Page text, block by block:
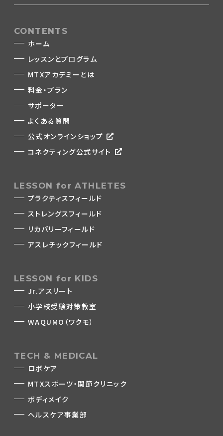
CONTENTS
ホーム
レッスンとプログラム
MTXアカデミーとは
料金・プラン
サポーター
よくある質問
公式オンラインショップ
コネクティング公式サイト
LESSON for ATHLETES
プラクティスフィールド
ストレングスフィールド
リカバリーフィールド
アスレチックフィールド
LESSON for KIDS
Jr.アスリート
小学校受験対策教室
WAQUMO（ワクモ）
TECH & MEDICAL
ロボケア
MTXスポーツ・関節クリニック
ボディメイク
ヘルスケア事業部